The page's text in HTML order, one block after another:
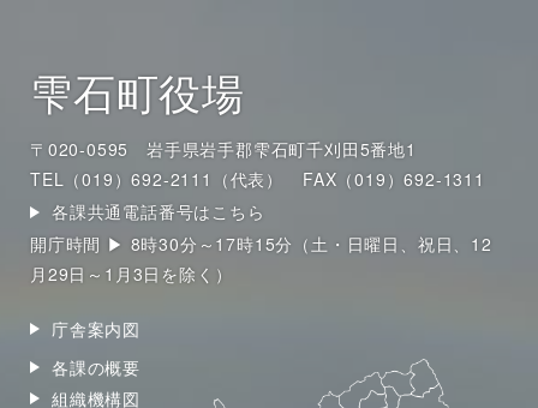
雫石町役場
〒020-0595 岩手県岩手郡雫石町千刈田5番地1
TEL（019）692-2111（代表）
FAX（019）692-1311
各課共通電話番号はこちら
開庁時間 ▶ 8時30分～17時15分（土・日曜日、祝日、12
月29日～1月3日を除く）
庁舎案内図
各課の概要
組織機構図